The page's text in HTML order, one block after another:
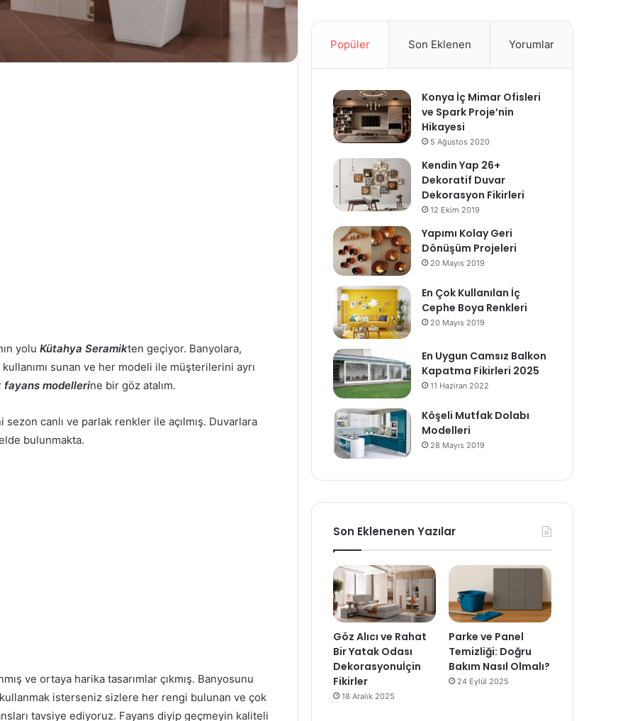
yolu Kütahya Seramikten geçiyor. Banyolara,
sunan ve her modeli ile müşterilerini ayrı
fayans modellerine bir göz atalım.
sezon canlı ve parlak renkler ile açılmış. Duvarlara
bulunmakta.
ve ortaya harika tasarımlar çıkmış. Banyosunu
isterseniz sizlere her rengi bulunan ve çok
tavsiye ediyoruz. Fayans diyip geçmeyin kaliteli
Popüler Son Eklenen Yorumlar
Konya İç Mimar Ofisleri
ve Spark Proje’nin
Hikayesi
5 Ağustos 2020
Kendin Yap 26+
Dekoratif Duvar
Dekorasyon Fikirleri
12 Ekim 2019
Yapımı Kolay Geri
Dönüşüm Projeleri
20 Mayıs 2019
En Çok Kullanılan İç
Cephe Boya Renkleri
20 Mayıs 2019
En Uygun Camsız Balkon
Kapatma Fikirleri 2025
11 Haziran 2022
Köşeli Mutfak Dolabı
Modelleri
28 Mayıs 2019
Son Eklenenen Yazılar
Göz Alıcı ve Rahat
Bir Yatak Odası
Dekorasyonuİçin
Fikirler
18 Aralık 2025
Parke ve Panel
Temizliği: Doğru
Bakım Nasıl Olmalı?
24 Eylül 2025